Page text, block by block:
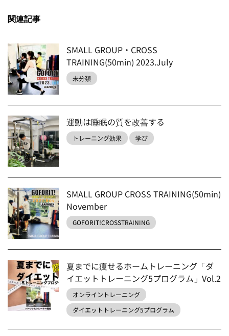
関連記事
SMALL GROUP・CROSS
TRAINING(50min) 2023.July
未分類
運動は睡眠の質を改善する
トレーニング効果 学び
SMALL GROUP CROSS TRAINING(50min)
November
GOFORIT!CROSSTRAINING
夏までに痩せるホームトレーニング「ダ
イエットトレーニング5プログラム」Vol.2
オンライントレーニング
ダイエットトレーニング5プログラム